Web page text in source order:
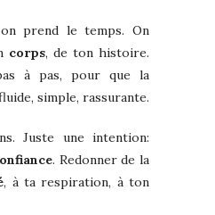
prend le temps. On
corps, de ton histoire.
à pas, pour que la
simple, rassurante.
Juste une intention:
. Redonner de la
, à ta respiration, à ton